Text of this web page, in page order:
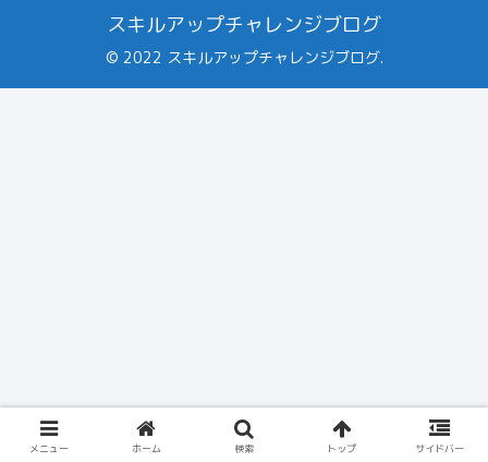
スキルアップチャレンジブログ
© 2022 スキルアップチャレンジブログ.
メニュー ホーム 検索 トップ サイドバー